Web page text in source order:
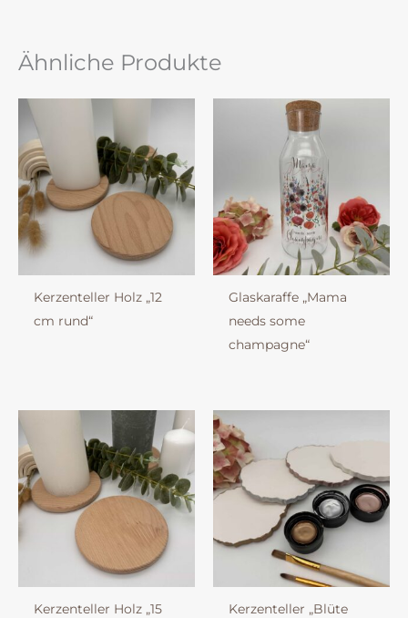
Ähnliche Produkte
Kerzenteller Holz „12
cm rund“
Glaskaraffe „Mama
needs some
champagne“
Kerzenteller Holz „15
Kerzenteller „Blüte